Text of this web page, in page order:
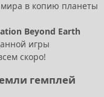
в копию планеты
Beyond Earth
игры
скоро!
гемплей